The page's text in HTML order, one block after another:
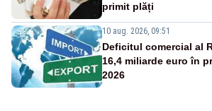
primit plăți
10 aug. 2026, 09:51
Deficitul comercial al
16,4 miliarde euro în
2026